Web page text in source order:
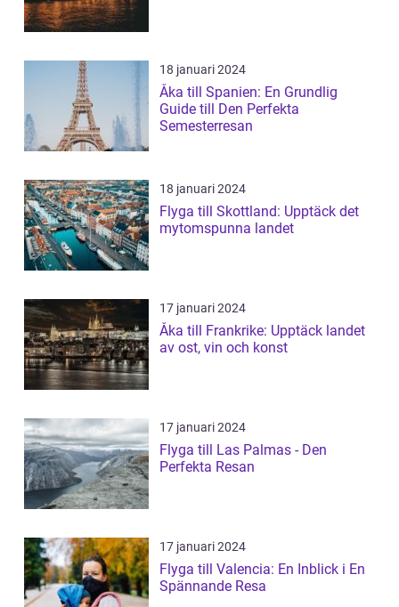
18 januari 2024
Åka till Spanien: En Grundlig
Guide till Den Perfekta
Semesterresan
18 januari 2024
Flyga till Skottland: Upptäck det
mytomspunna landet
17 januari 2024
Åka till Frankrike: Upptäck landet
av ost, vin och konst
17 januari 2024
Flyga till Las Palmas - Den
Perfekta Resan
17 januari 2024
Flyga till Valencia: En Inblick i En
Spännande Resa